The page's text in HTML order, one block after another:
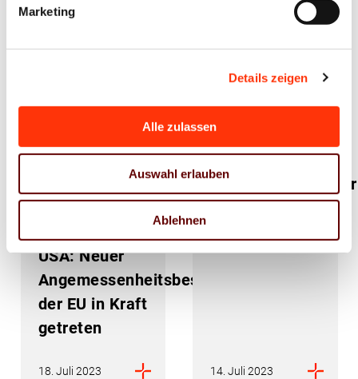
Marketing
Details zeigen
Alle zulassen
Auswahl erlauben
Ablehnen
20. Juli 2023
Wirtschaftsrecht
personenbezogener
USA: Neuer
Angemessenheitsbeschluss
der EU in Kraft
getreten
18. Juli 2023
Kapazitätskalender
2024
14. Juli 2023